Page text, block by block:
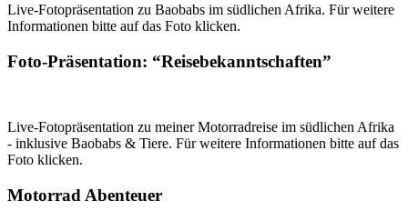
Live-Fotopräsentation zu Baobabs im südlichen Afrika. Für weitere
Informationen bitte auf das Foto klicken.
Foto-Präsentation: “Reisebekanntschaften”
Live-Fotopräsentation zu meiner Motorradreise im südlichen Afrika
- inklusive Baobabs & Tiere. Für weitere Informationen bitte auf das
Foto klicken.
Motorrad Abenteuer